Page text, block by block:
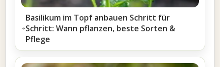
Basilikum im Topf anbauen Schritt für
Schritt: Wann pflanzen, beste Sorten &
Pflege